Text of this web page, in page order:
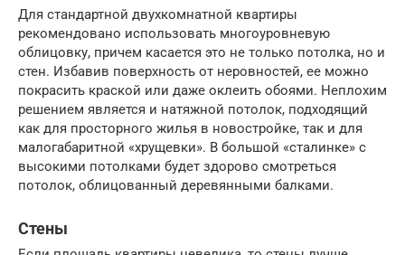
Для стандартной двухкомнатной квартиры
рекомендовано использовать многоуровневую
облицовку, причем касается это не только потолка, но и
стен. Избавив поверхность от неровностей, ее можно
покрасить краской или даже оклеить обоями. Неплохим
решением является и натяжной потолок, подходящий
как для просторного жилья в новостройке, так и для
малогабаритной «хрущевки». В большой «сталинке» с
высокими потолками будет здорово смотреться
потолок, облицованный деревянными балками.
Стены